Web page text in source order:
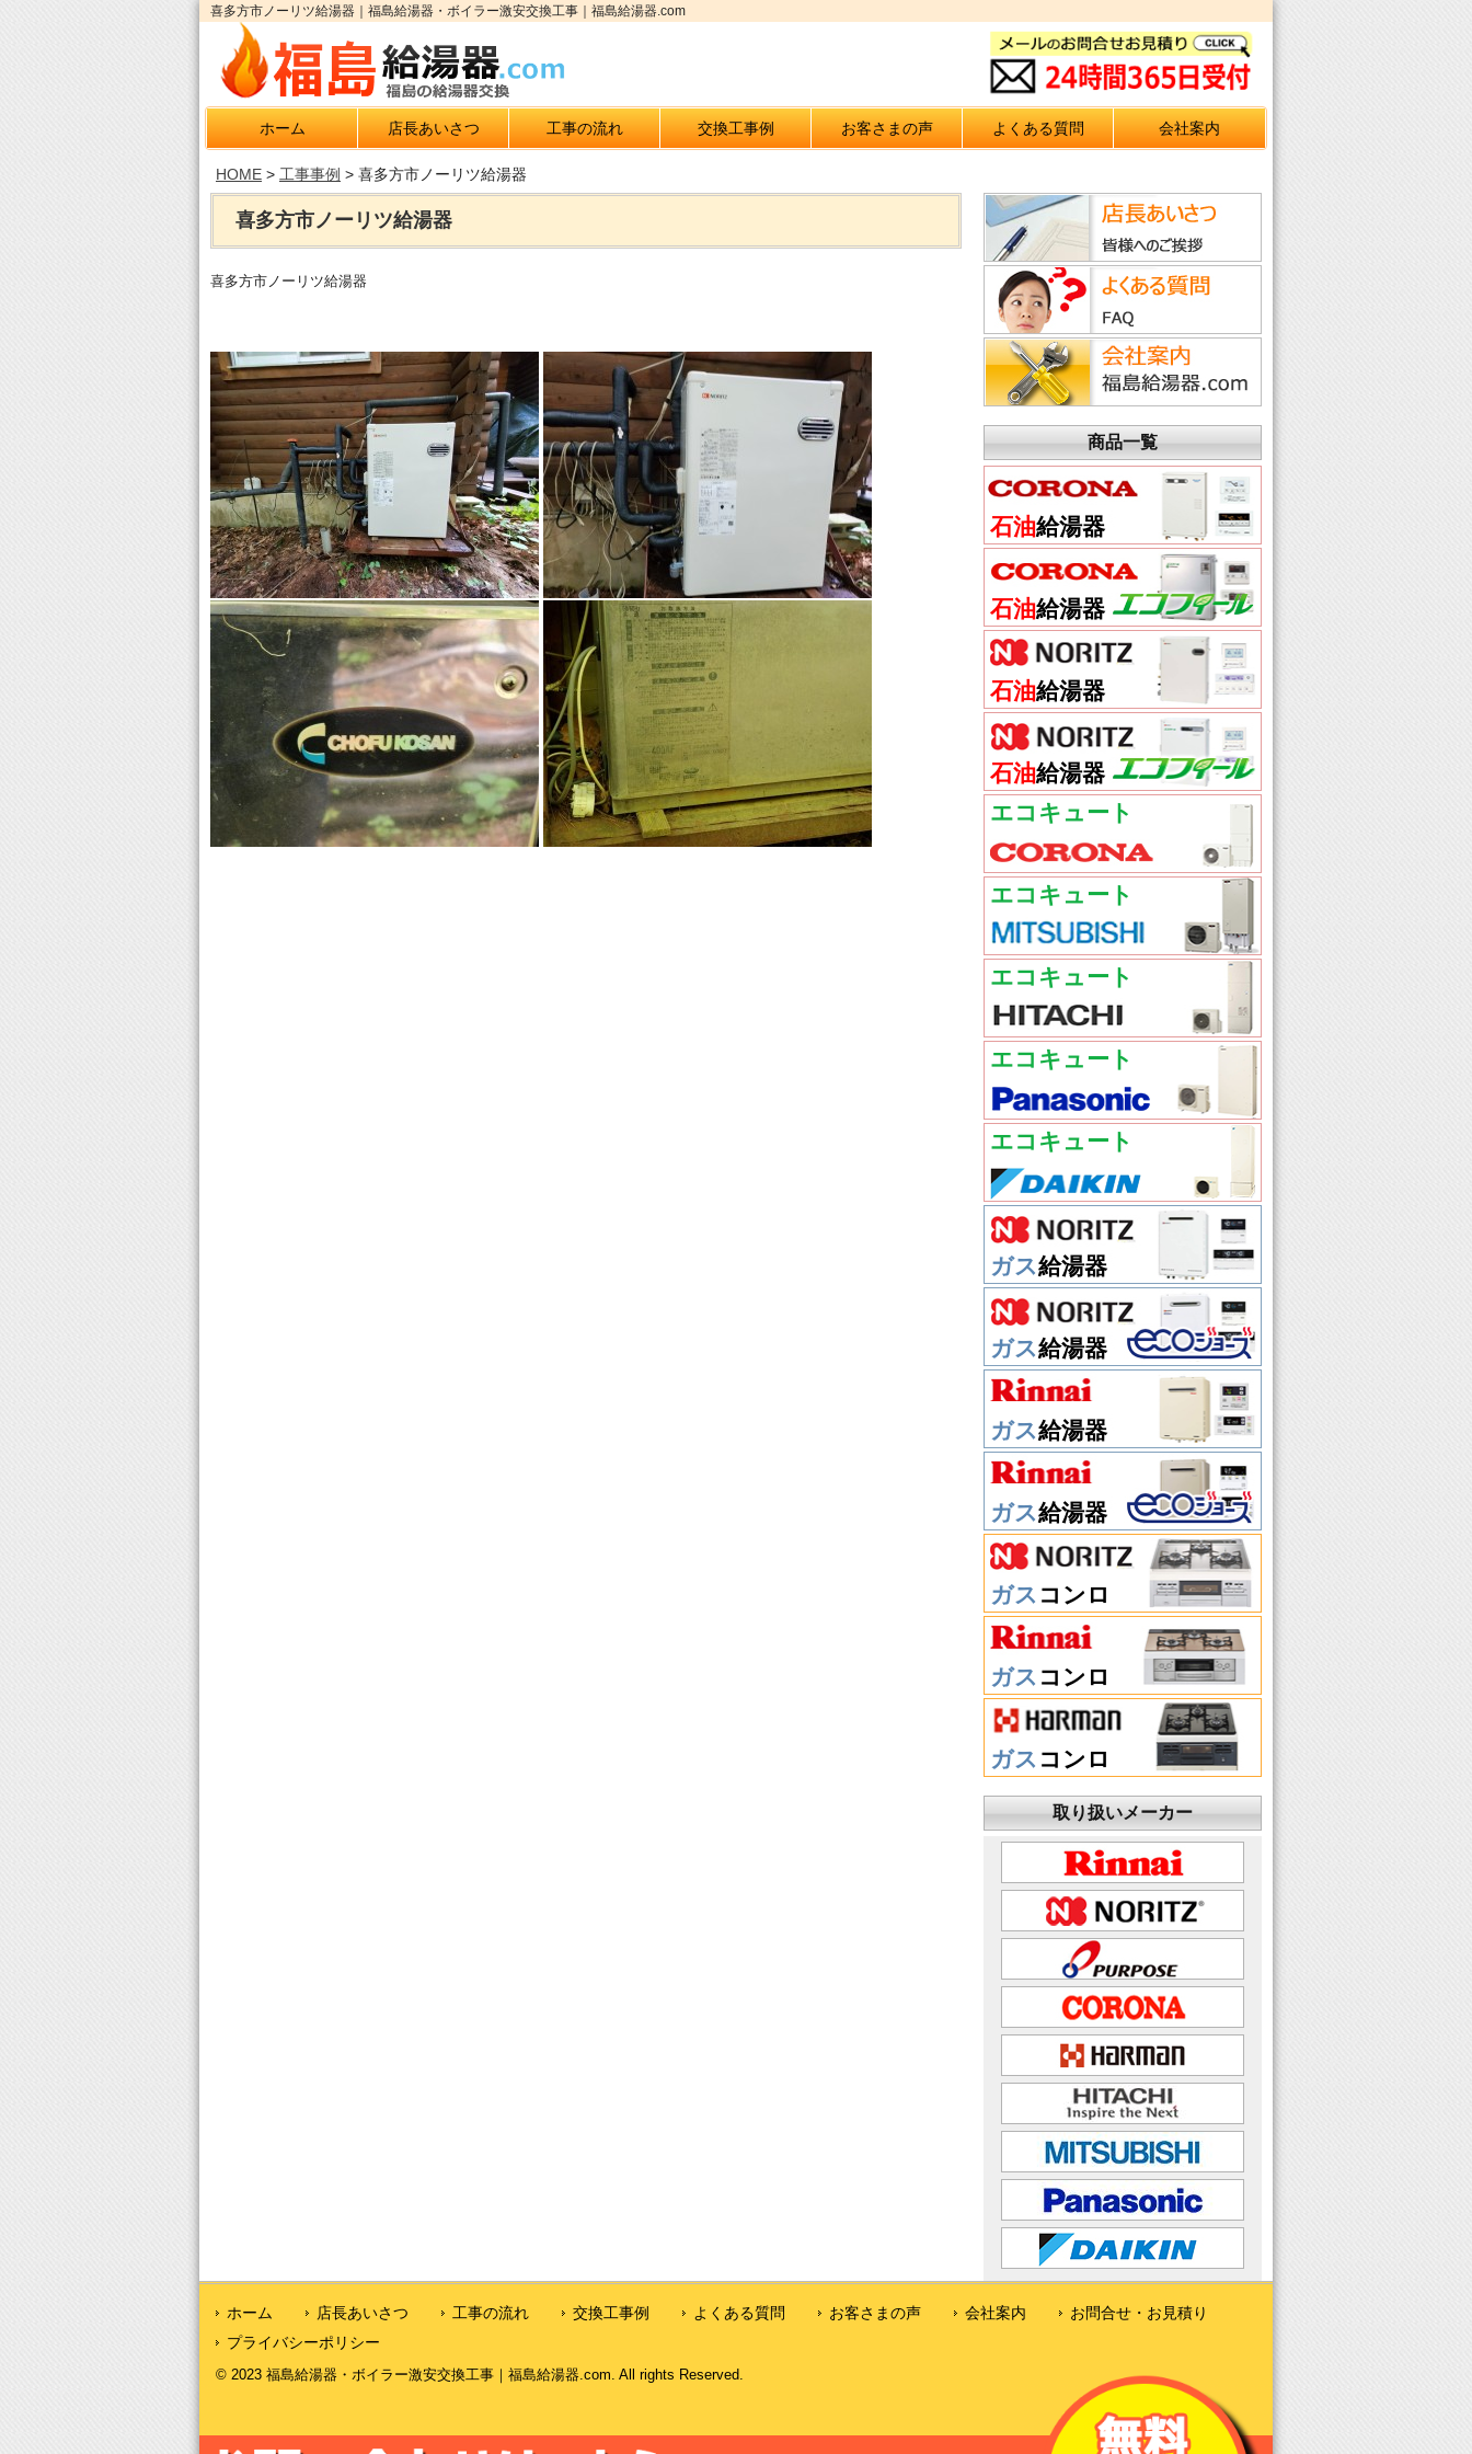
喜多方市ノーリツ給湯器｜福島給湯器・ボイラー激安交換工事｜福島給湯器.com
ホーム 店長あいさつ 工事の流れ 交換工事例 お客さまの声 よくある質問 会社案内
HOME > 工事事例 > 喜多方市ノーリツ給湯器
喜多方市ノーリツ給湯器
喜多方市ノーリツ給湯器
商品一覧
石油給湯器
石油給湯器
石油給湯器
石油給湯器
エコキュート
エコキュート
エコキュート
エコキュート
エコキュート
ガス給湯器
ガス給湯器
ガス給湯器
ガス給湯器
ガス コンロ
ガス コンロ
ガス コンロ
取り扱いメーカー
ホーム 店長あいさつ 工事の流れ 交換工事例 よくある質問 お客さまの声 会社案内
お問合せ・お見積り
プライバシーポリシー
© 2023 福島給湯器・ボイラー激安交換工事｜福島給湯器.com. All rights Reserved.